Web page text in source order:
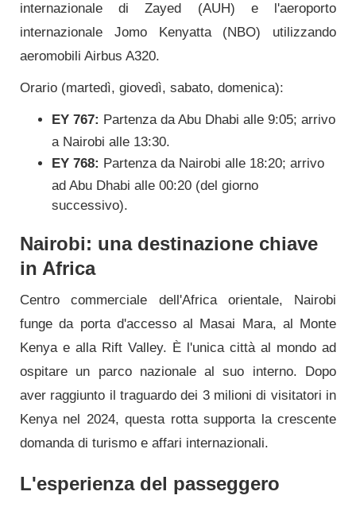
internazionale di Zayed (AUH) e l'aeroporto
internazionale Jomo Kenyatta (NBO) utilizzando
aeromobili Airbus A320.
Orario (martedì, giovedì, sabato, domenica):
EY 767: Partenza da Abu Dhabi alle 9:05; arrivo
a Nairobi alle 13:30.
EY 768: Partenza da Nairobi alle 18:20; arrivo
ad Abu Dhabi alle 00:20 (del giorno
successivo).
Nairobi: una destinazione chiave
in Africa
Centro commerciale dell'Africa orientale, Nairobi
funge da porta d'accesso al Masai Mara, al Monte
Kenya e alla Rift Valley. È l'unica città al mondo ad
ospitare un parco nazionale al suo interno. Dopo
aver raggiunto il traguardo dei 3 milioni di visitatori in
Kenya nel 2024, questa rotta supporta la crescente
domanda di turismo e affari internazionali.
L'esperienza del passeggero